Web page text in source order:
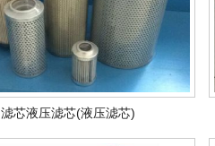
滤芯液压滤芯(液压滤芯)